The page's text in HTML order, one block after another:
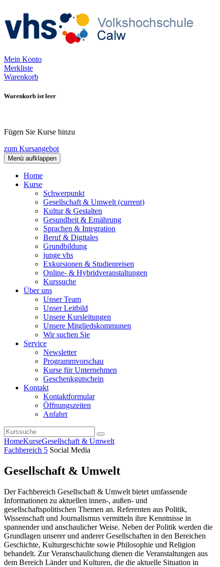
Mein Konto
Merkliste
Warenkorb
Warenkorb ist leer
Fügen Sie Kurse hinzu
zum Kursangebot
Menü aufklappen
Home
Kurse
Schwerpunkt
Gesellschaft & Umwelt (current)
Kultur & Gestalten
Gesundheit & Ernährung
Sprachen & Integration
Beruf & Digitales
Grundbildung
junge vhs
Exkursionen & Studienreisen
Online- & Hybridveranstaltungen
Kurssuche
Über uns
Unser Team
Unser Leitbild
Unsere Kursleitungen
Unsere Mitgliedskommunen
Wir suchen Sie
Service
Newsletter
Programmvorschau
Kurse für Unternehmen
Geschenkgutschein
Kontakt
Kontaktformular
Öffnungszeiten
Anfahrt
HomeKurseGesellschaft & Umwelt
Fachbereich 5 Social Media
Gesellschaft & Umwelt
Der Fachbereich Gesellschaft & Umwelt bietet umfassende
Informationen zu aktuellen innen-, außen- und
gesellschaftspolitischen Themen an. Referenten aus Politik,
Wissenschaft und Journalismus vermitteln ihre Kenntnisse in
spannender und anschaulicher Weise. Neben der Politik werden die
Grundlagen unserer und anderer Gesellschaften in den Bereichen
Geschichte, Kulturgeschichte sowie Philosophie und Religion
behandelt. Zur Veranschaulichung dienen die Veranstaltungen aus
dem Bereich Länder und Kulturen, die die aktuelle Situation in